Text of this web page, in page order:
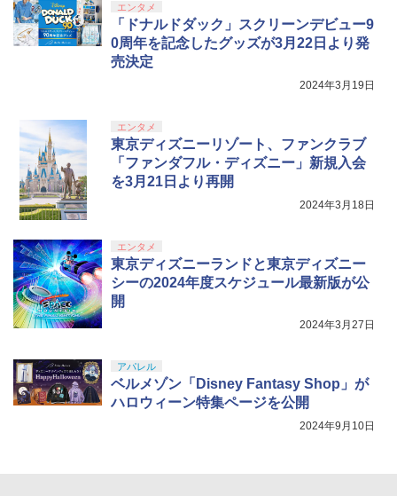
4
劇場版「鬼滅の刃」無限城編 第一章 猗
窩座再来 完全生産限定版 [Blu-ray]
￥8,698
5
『映画 ラブライブ！蓮ノ空女学院スクー
ルアイドルクラブ Bloom Garden Part
y』Blu-ray（特装限定版）
エンタメ
「ドナルドダック」スクリーンデビュー9
0周年を記念したグッズが3月22日より発
売決定
2024年3月19日
エンタメ
東京ディズニーリゾート、ファンクラブ
「ファンダフル・ディズニー」新規入会
を3月21日より再開
2024年3月18日
エンタメ
東京ディズニーランドと東京ディズニー
シーの2024年度スケジュール最新版が公
開
2024年3月27日
アパレル
ベルメゾン「Disney Fantasy Shop」が
ハロウィーン特集ページを公開
2024年9月10日